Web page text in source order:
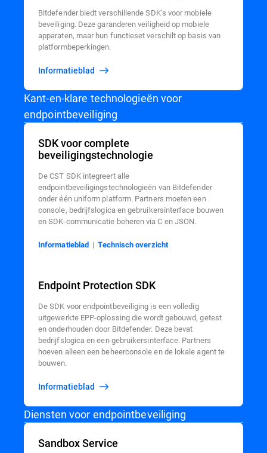
Bitdefender biedt verschillende SDK's voor mobiele
beveiliging. Deze garanderen veiligheid op mobiele
apparaten, maar hun functieset verschilt op basis van
platformbeperkingen.
Informatieblad
Kant-en-klare technologieën voor
endpointbeveiliging
SDK voor complete
beveiligingstechnologie
De CST SDK integreert alle
endpointbeveiligingstechnologieën van Bitdefender
onder één uniform platform. Partners moeten een
console, bedrijfslogica en gebruikersinterface bouwen
en SDK-communicatie beheren via C en JSON.
Informatieblad | Technisch overzicht
Endpoint Protection SDK
De SDK voor endpointbeveiliging is een volledig
uitgewerkte EPP-oplossing die wordt gebouwd, getest
en onderhouden door Bitdefender. Deze bevat
bedrijfslogica en een gebruikersinterface. Partners
hoeven alleen een beheerconsole en de lokale agent te
bouwen.
Informatieblad
Diensten voor endpointbeveiliging
Sandbox Service